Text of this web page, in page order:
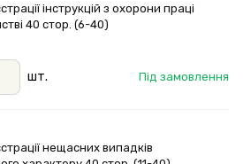
інструкцій з охорони праці
40 стор. (6-40)
Під замовлення
шт.
нещасних випадків